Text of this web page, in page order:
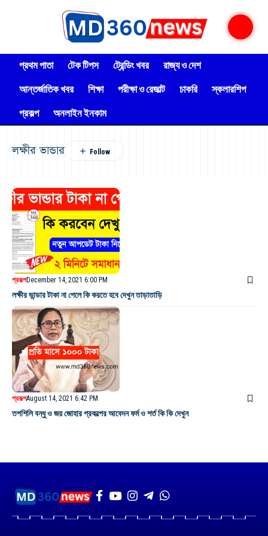
প্রথম পাতা টেক টিপস ট্রেন্ডিং খবর
রাজ্য ও দেশ
আন্তর্জাতিক খবর
শিক্ষা পরীক্ষা ও রেজাল্ট চাকরি
স্কলারশিপ
প্রকল্প
অনলাইন ইনকাম
লক্ষীর ভান্ডার
প্রকল্পDecember 14, 2021 6:00 PM
লক্ষীর ভান্ডার টাকা না পেলে কি করতে হবে দেখুন তাড়াতাড়ি
প্রকল্পAugust 14, 2021 6:42 PM
তপশিলি বন্ধু ও জয় জোহার প্রকল্পের আবেদন ফর্ম ও শর্ত কি কি দেখুন